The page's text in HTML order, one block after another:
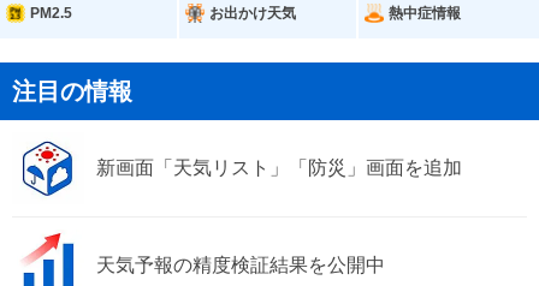
PM2.5 お出かけ天気 熱中症情報
注目の情報
新画面「天気リスト」「防災」画面を追加
天気予報の精度検証結果を公開中